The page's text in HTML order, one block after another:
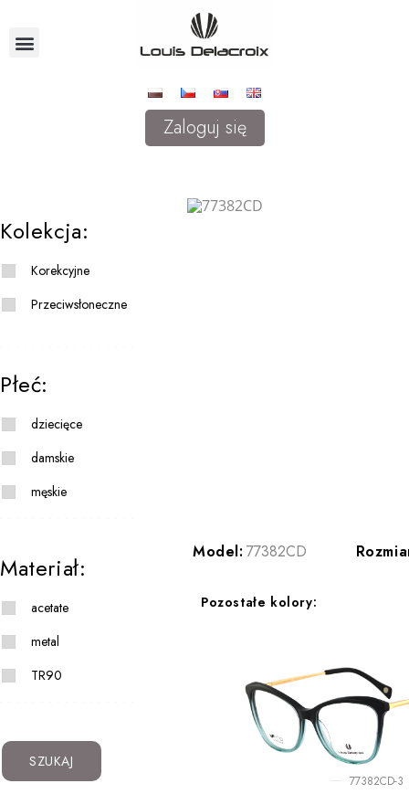
Zaloguj się
Kolekcja:
Korekcyjne
Przeciwsłoneczne
Płeć:
dziecięce
damskie
męskie
Materiał:
acetate
metal
TR90
SZUKAJ
Model: 77382CD
Pozostałe kolory:
77382CD-3